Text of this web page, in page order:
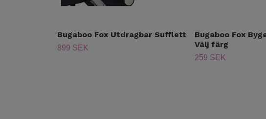
Bugaboo Fox Utdragbar Sufflett
899 SEK
Bugaboo Fox
Välj färg
259 SEK